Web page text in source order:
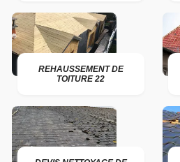
REHAUSSEMENT DE
TOITURE 22